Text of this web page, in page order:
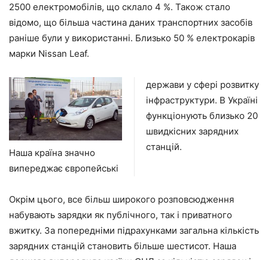
2500 електромобілів, що склало 4 %. Також стало
відомо, що більша частина даних транспортних засобів
раніше були у використанні. Близько 50 % електрокарів
марки Nissan Leaf.
Наша країна значно
випереджає європейські
держави у сфері розвитку
інфраструктури. В Україні
функціонують близько 20
швидкісних зарядних
станцій.
Окрім цього, все більш широкого розповсюдження
набувають зарядки як публічного, так і приватного
вжитку. За попередніми підрахунками загальна кількість
зарядних станцій становить більше шестисот. Наша